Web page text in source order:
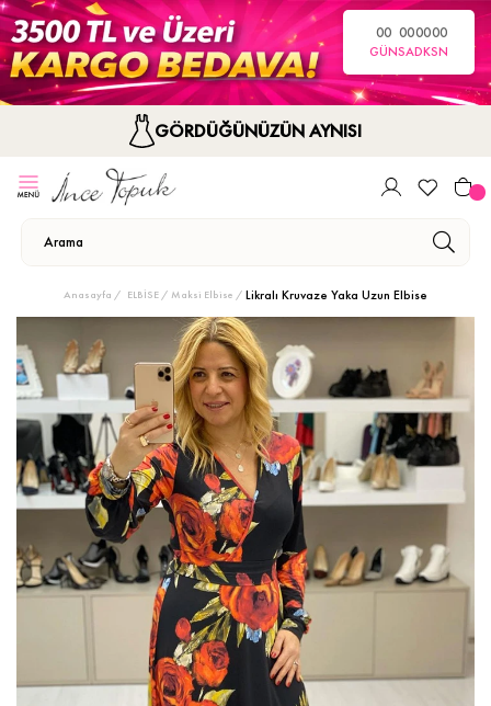
00
GÜN
00
SA
00
DK
00
SN
GÖRDÜĞÜNÜZÜN AYNISI
Anasayfa ELBİSE Maksi Elbise Likralı Kruvaze Yaka Uzun Elbise